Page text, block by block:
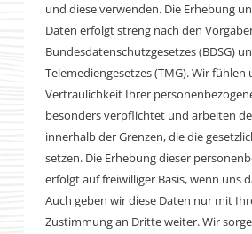
und diese verwenden. Die Erhebung
Daten erfolgt streng nach den
Bundesdatenschutzgesetzes (BDSG)
Telemediengesetzes (TMG). Wir fühlen
Vertraulichkeit Ihrer
besonders verpflichtet und arbeiten
innerhalb der Grenzen, die die
setzen. Die Erhebung dieser
erfolgt auf freiwilliger Basis, wenn uns
Auch geben wir diese Daten nur mit
Zustimmung an Dritte weiter. Wir